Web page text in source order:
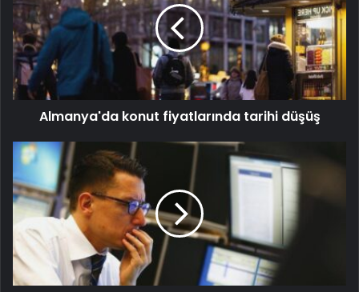
Almanya'da konut fiyatlarında tarihi düşüş